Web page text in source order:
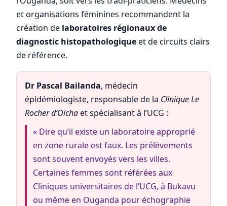
et organisations féminines recommandent la
création de laboratoires régionaux de
diagnostic histopathologiqueet de circuits clairs
de référence.
Dr Pascal Bailanda, médecin
épidémiologiste, responsable de la Clinique Le
Rocher d’Oichaet spécialisant à l’UCG :
« Dire qu’il existe un laboratoire approprié
en zone rurale est faux. Les prélèvements
sont souvent envoyés vers les villes.
Certaines femmes sont référées aux
Cliniques universitaires de l’UCG, à Bukavu
ou même en Ouganda pour échographie